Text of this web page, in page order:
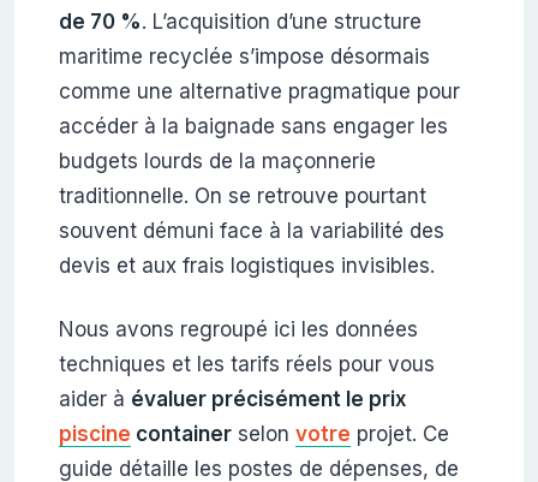
de 70 %. L’acquisition d’une structure
maritime recyclée s’impose désormais
comme une alternative pragmatique pour
accéder à la baignade sans engager les
budgets lourds de la maçonnerie
traditionnelle. On se retrouve pourtant
souvent démuni face à la variabilité des
devis et aux frais logistiques invisibles.
Nous avons regroupé ici les données
techniques et les tarifs réels pour vous
aider à évaluer précisément le prix
piscine containerselon votre projet. Ce
guide détaille les postes de dépenses, de